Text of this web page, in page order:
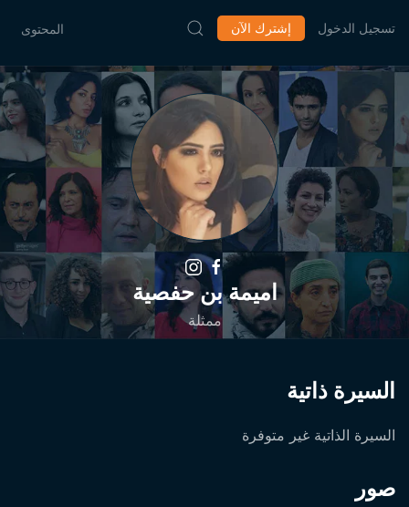
المحتوى إشترك الآن تسجيل الدخول
اميمة بن حفصية
ممثلة
السيرة ذاتية
السيرة الذاتية غير متوفرة
صور